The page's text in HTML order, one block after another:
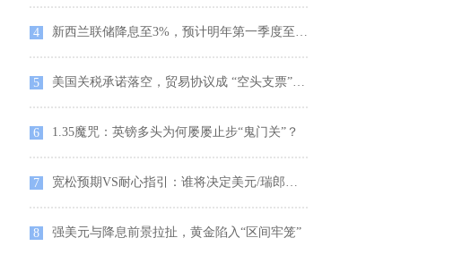
4 新西兰联储降息至3%，预计明年第一季度至2.5%触底
5 美国关税承诺落空，贸易协议成 “空头支票”，美国贸易困局拖累美元?
6 1.35魔咒：英镑多头为何屡屡止步“鬼门关”？
7 宽松预期VS耐心指引：谁将决定美元/瑞郎下一跳？
8 强美元与降息前景拉扯，黄金陷入“区间牢笼”